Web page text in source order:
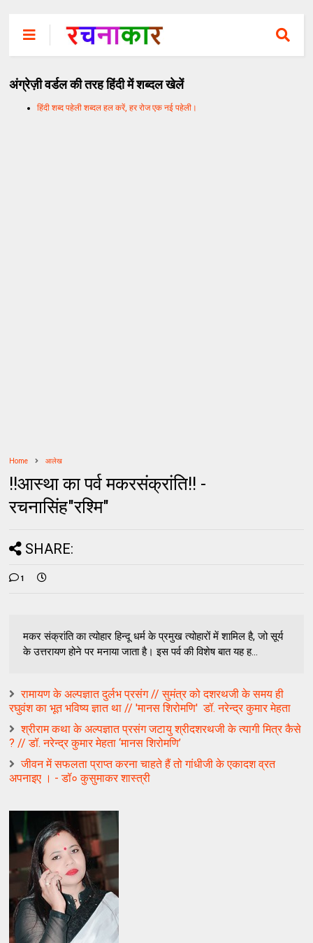
अंग्रेज़ी वर्डल की तरह हिंदी में शब्दल खेलें
हिंदी शब्द पहेली शब्दल हल करें, हर रोज एक नई पहेली।
Home आलेख
!!आस्था का पर्व मकरसंक्रांति!! -
रचनासिंह"रश्मि"
SHARE:
1
मकर संक्रांति का त्योहार हिन्दू धर्म के प्रमुख त्योहारों में शामिल है, जो सूर्य
के उत्तरायण होने पर मनाया जाता है। इस पर्व की विशेष बात यह ह...
रामायण के अल्‍पज्ञात दुर्लभ प्रसंग // सुमंत्र को दशरथजी के समय ही
रघुवंश का भूत भविष्‍य ज्ञात था // '‍मानस शिरोमणि' ‍ डॉ. नरेन्‍द्र कुमार मेहता
श्रीराम कथा के अल्‍पज्ञात प्रसंग जटायु श्रीदशरथजी के त्‍यागी मित्र कैसे
? // डॉ. नरेन्‍द्र कुमार मेहता ‘मानस शिरोमणि’
जीवन में सफलता प्राप्त करना चाहते हैं तो गांधीजी के एकादश व्रत
अपनाइए । - डॉ० कुसुमाकर शास्त्री